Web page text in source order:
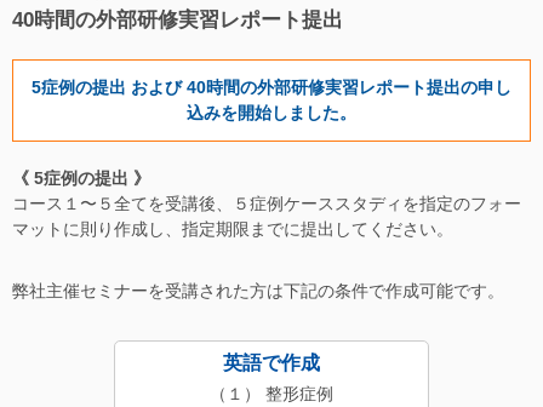
40時間の外部研修実習レポート提出
5症例の提出 および 40時間の外部研修実習レポート提出の申し
込みを開始しました。
《 5症例の提出 》
コース１〜５全てを受講後、５症例ケーススタディを指定のフォー
マットに則り作成し、指定期限までに提出してください。
弊社主催セミナーを受講された方は下記の条件で作成可能です。
英語で作成
（１） 整形症例